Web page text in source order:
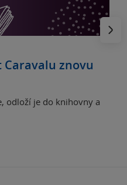
Caravalu znovu
odloží je do knihovny a